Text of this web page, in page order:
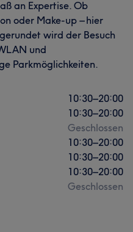
an Expertise. Ob
oder Make-up – hier
wird der Besuch
und
Parkmöglichkeiten.
10:30–20:00
10:30–20:00
Geschlossen
10:30–20:00
10:30–20:00
10:30–20:00
Geschlossen